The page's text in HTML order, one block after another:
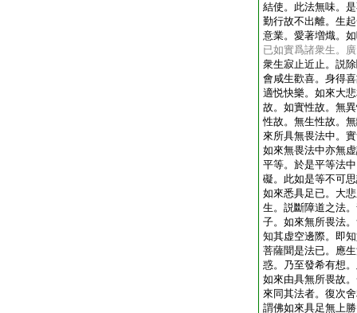
結使。此法無味。
勤行故不出離。生
意業。愛著増熾。
已如實爲諸衆生。
衆生寂止近止。説
會咸生歡喜。身得
適悦快樂。如來大
故。如實性故。無
性故。無生性故。
來所具無畏法中。
如來無畏法中亦無
平等。於是平等法
礙。此如是等不可
如來悉具足已。大
生。説斷障道之法
子。如來無所畏法
知其虚空邊際。即
菩薩聞是法已。應
惑。乃至發希有想
如來由具無所畏故
來同其法者。復次
謂佛如來具足無上